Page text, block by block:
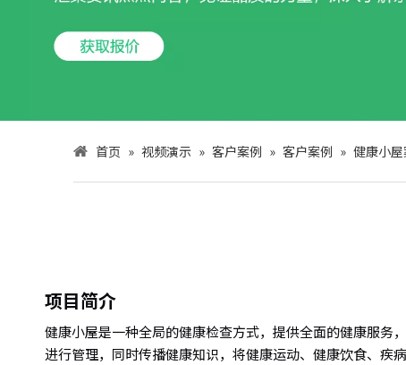
首页 » 视频演示 » 客户案例 » 客户案例 » 健康小
项目简介
健康小屋是一种全局的健康检查方式，提供全面的健康服务
进行管理，同时传播健康知识，将健康运动、健康饮食、疾